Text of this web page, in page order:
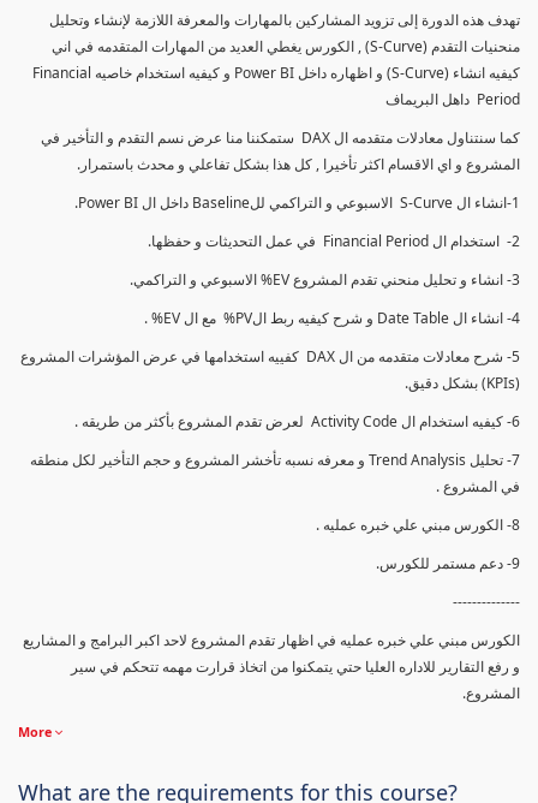
تهدف هذه الدورة إلى تزويد المشاركين بالمهارات والمعرفة اللازمة لإنشاء وتحليل
منحنيات التقدم (S-Curve) , الكورس يغطي العديد من المهارات المتقدمه في اني
كيفيه انشاء (S-Curve) و اظهاره داخل Power BI و كيفيه استخدام خاصيه Financial
Period داهل البريماف
كما سنتناول معادلات متقدمه ال DAX ستمكننا منا عرض نسم التقدم و التأخير في
المشروع و اي الاقسام اكثر تأخيرا , كل هذا بشكل تفاعلي و محدث باستمرار.
1-انشاء ال S-Curve الاسبوعي و التراكمي للBaseline داخل ال Power BI.
2- استخدام ال Financial Period في عمل التحديثات و حفظها.
3- انشاء و تحليل منحني تقدم المشروع EV% الاسبوعي و التراكمي.
4- انشاء ال Date Table و شرح كيفيه ربط الPV% مع ال EV% .
5- شرح معادلات متقدمه من ال DAX كفييه استخدامها في عرض المؤشرات المشروع
(KPIs) بشكل دقيق.
6- كيفيه استخدام ال Activity Code لعرض تقدم المشروع بأكثر من طريقه .
7- تحليل Trend Analysis و معرفه نسبه تأخشر المشروع و حجم التأخير لكل منطقه
في المشروع .
8- الكورس مبني علي خبره عمليه .
9- دعم مستمر للكورس.
--------------
الكورس مبني علي خبره عمليه في اظهار تقدم المشروع لاحد اكبر البرامج و المشاريع
و رفع التقارير للاداره العليا حتي يتمكنوا من اتخاذ قرارت مهمه تتحكم في سير
المشروع.
More
What are the requirements for this course?